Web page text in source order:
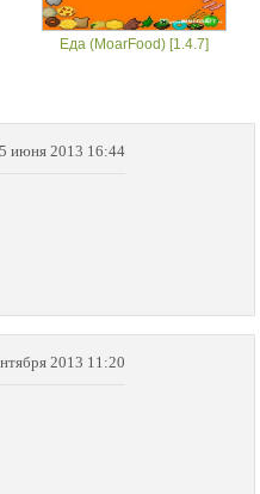
Еда (MoarFood) [1.4.7]
5 июня 2013 16:44
2013 11:20